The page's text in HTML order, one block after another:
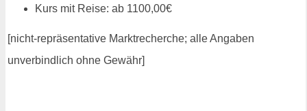
Kurs mit Reise: ab 1100,00€
[nicht-repräsentative Marktrecherche; alle Angaben
unverbindlich ohne Gewähr]